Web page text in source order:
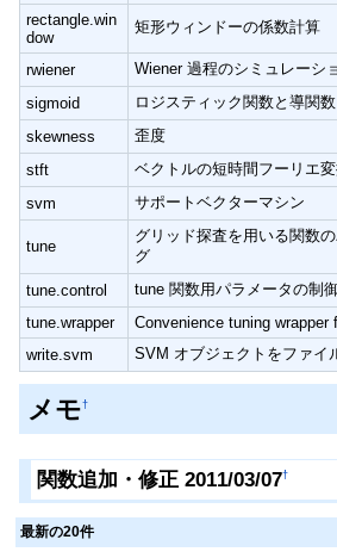
rectangle.win
dow
矩形ウィンドーの係数計算
rwiener
Wiener 過程のシミュレーシ
sigmoid
ロジスティック関数と導関数
skewness
歪度
stft
ベクトルの短時間フーリエ
svm
サポートベクターマシン
tune
グリッド探査を用いる関数
グ
tune.control
tune 関数用パラメータの制
tune.wrapper
Convenience tuning wrapper
write.svm
SVM オブジェクトをファイ
メモ†
関数追加・修正 2011/03/07†
最新の20件